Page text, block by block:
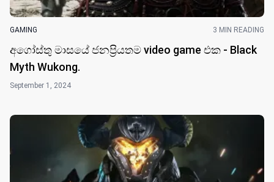
GAMING 3 MIN READING
අගෝස්තු මාසයේ ජනප්‍රියතම video game එක - Black
Myth Wukong.
September 1, 2024